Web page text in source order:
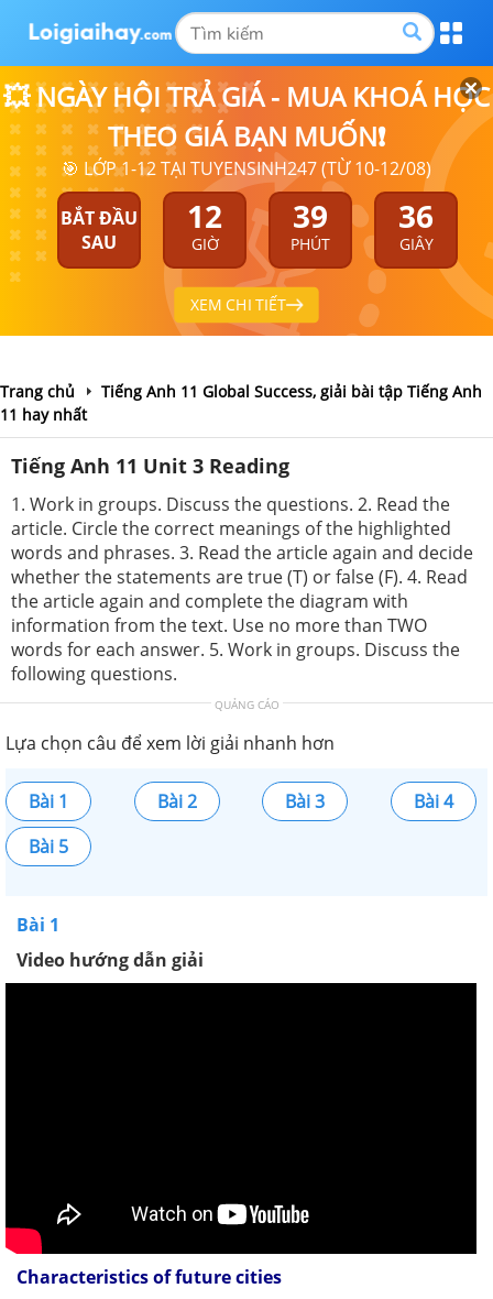
💥 NGÀY HỘI TRẢ GIÁ - MUA KHOÁ HỌC
THEO GIÁ BẠN MUỐN❗
🎯 LỚP 1-12 TẠI TUYENSINH247 (TỪ 10-12/08)
BẮT ĐẦU
SAU
12
GIỜ
39
PHÚT
35
GIÂY
XEM CHI TIẾT
Trang chủ
Tiếng Anh 11 Global Success, giải bài tập Tiếng Anh
11 hay nhất
Tiếng Anh 11 Unit 3 Reading
1. Work in groups. Discuss the questions. 2. Read the
article. Circle the correct meanings of the highlighted
words and phrases. 3. Read the article again and decide
whether the statements are true (T) or false (F). 4. Read
the article again and complete the diagram with
information from the text. Use no more than TWO
words for each answer. 5. Work in groups. Discuss the
following questions.
QUẢNG CÁO
Lựa chọn câu để xem lời giải nhanh hơn
Bài 1 Bài 2 Bài 3
Bài 4
Bài 5
Bài 1
Video hướng dẫn giải
Characteristics of future cities